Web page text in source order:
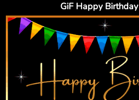
GiF Happy Birthday